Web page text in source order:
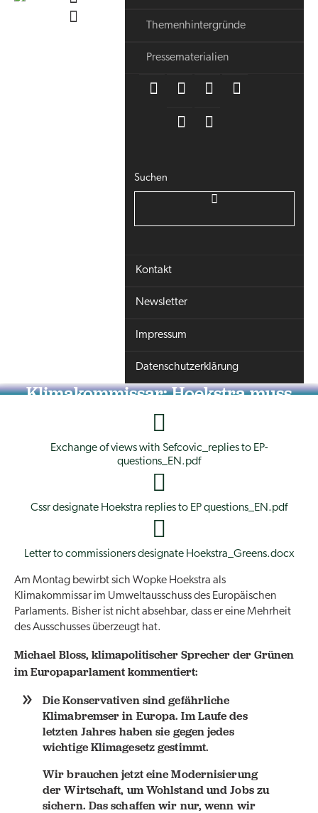
Themenhintergründe
Pressematerialien
Suchen
Kontakt
Newsletter
Impressum
Datenschutzerklärung
Klimakommissar: Hoekstra muss
die Stillstandspolitik der
Konservativen aufgeben
Exchange of views with Sefcovic_replies to EP-
questions_EN.pdf
Cssr designate Hoekstra replies to EP questions_EN.pdf
Letter to commissioners designate Hoekstra_Greens.docx
Am Montag bewirbt sich Wopke Hoekstra als
Klimakommissar im Umweltausschuss des Europäischen
Parlaments. Bisher ist nicht absehbar, dass er eine Mehrheit
des Ausschusses überzeugt hat.
Michael Bloss, klimapolitischer Sprecher der Grünen
im Europaparlament kommentiert:
​​​​Die Konservativen sind gefährliche
Klimabremser in Europa. Im Laufe des
letzten Jahres haben sie gegen jedes
wichtige Klimagesetz gestimmt.
Wir brauchen jetzt eine Modernisierung
der Wirtschaft, um Wohlstand und Jobs zu
sichern. Das schaffen wir nur, wenn wir